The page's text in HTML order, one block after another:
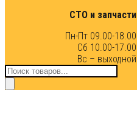
СТО и запчасти
Пн-Пт 09.00-18.00
Сб 10.00-17.00
Вс – выходной
Поиск
товаров